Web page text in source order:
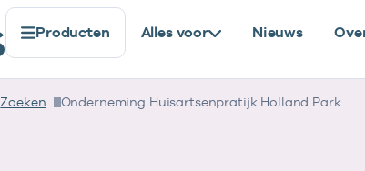
Producten Alles voor Nieuws
Zoeken Onderneming Huisartsenpratijk Holland Park